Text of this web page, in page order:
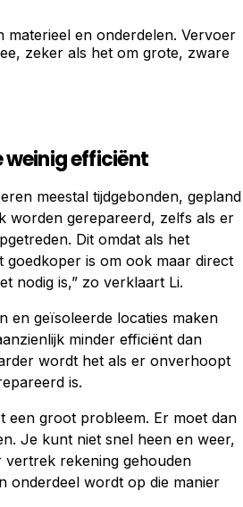
en onderdelen. Vervoer
zeker als het om grote, zware
weinig efficiënt
meestal tijdgebonden, gepland
worden gerepareerd, zelfs als er
Dit omdat als het
goedkoper is om ook maar direct
nodig is,” zo verklaart Li.
en geïsoleerde locaties maken
minder efficiënt dan
wordt het als er onverhoopt
is.
een groot probleem. Er moet dan
Je kunt niet snel heen en weer,
vertrek rekening gehouden
onderdeel wordt op die manier